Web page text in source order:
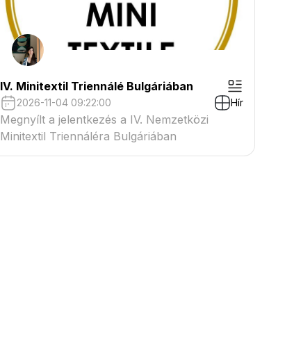
IV. Minitextil Triennálé Bulgáriában
2026-11-04 09:22:00 Hír
Megnyílt a jelentkezés a IV. Nemzetközi
Minitextil Triennáléra Bulgáriában